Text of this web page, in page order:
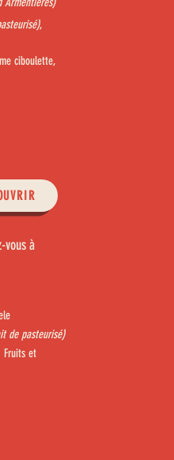
,
ciboulette,
vous à
de pasteurisé)
Fruits et